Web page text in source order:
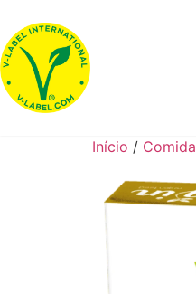
Início / Comida